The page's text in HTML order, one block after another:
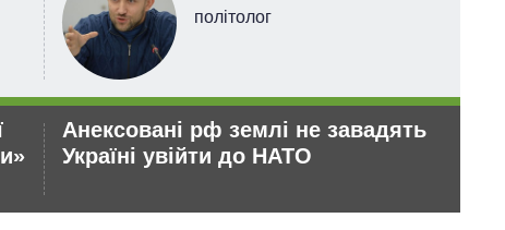
політолог
Анексовані рф землі не завадять
Україні увійти до НАТО